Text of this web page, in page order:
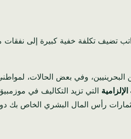
تكلفة خفية كبيرة إلى نفقات
وفي بعض الحالات،
التي تزيد التكاليف في
رأس المال البشري الخاص بك